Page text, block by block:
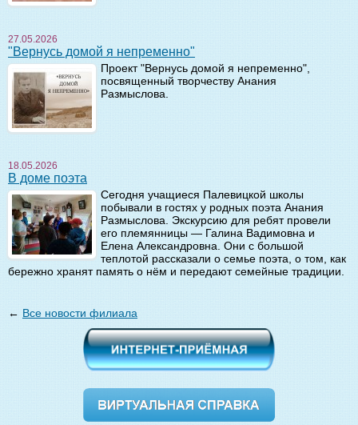
27.05.2026
"Вернусь домой я непременно"
Проект "Вернусь домой я непременно",
посвященный творчеству Анания
Размыслова.
18.05.2026
В доме поэта
Сегодня учащиеся Палевицкой школы
побывали в гостях у родных поэта Анания
Размыслова. Экскурсию для ребят провели
его племянницы — Галина Вадимовна и
Елена Александровна. Они с большой
теплотой рассказали о семье поэта, о том, как
бережно хранят память о нём и передают семейные традиции.
← Все новости филиала